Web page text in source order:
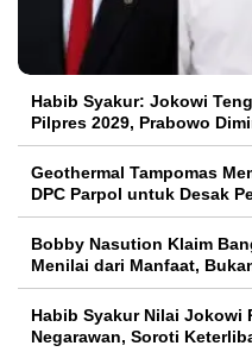
Habib Syakur: Jokowi
Pilpres 2029, Prabowo
Geothermal Tampomas
DPC Parpol untuk Desak
Bobby Nasution Klaim
Menilai dari Manfaat,
Habib Syakur Nilai Jokowi
Negarawan, Soroti